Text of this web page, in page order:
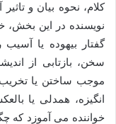
کلام، نحوه بیان و
نویسنده در این بخش،
گفتار بیهوده یا
سخن، بازتابی از
موجب ساختن یا
انگیزه، همدلی یا
خواننده می آموزد که